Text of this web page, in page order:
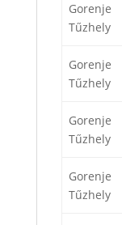
Gorenje
Tűzhely
Gorenje
Tűzhely
Gorenje
Tűzhely
Gorenje
Tűzhely